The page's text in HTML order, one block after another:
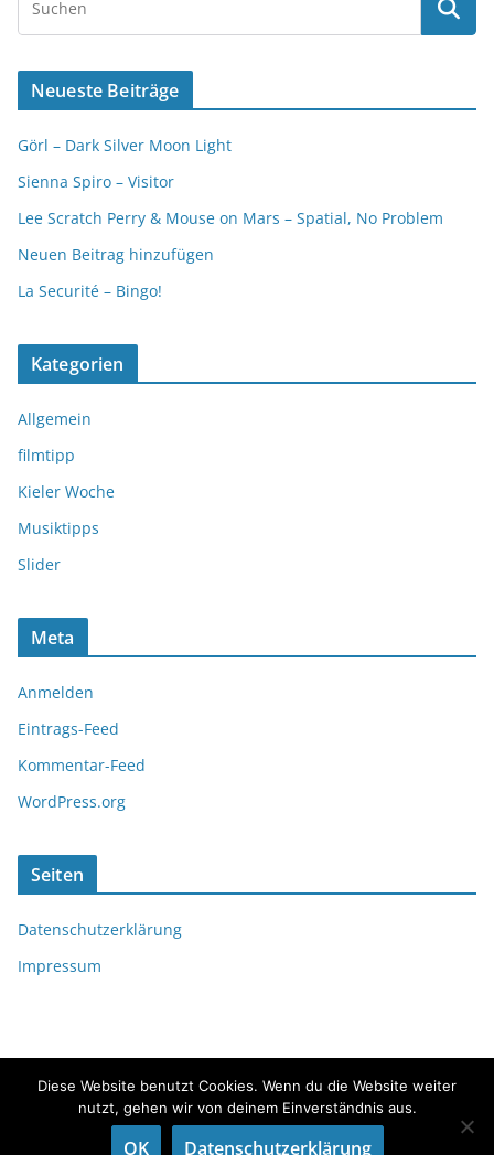
Neueste Beiträge
Görl – Dark Silver Moon Light
Sienna Spiro – Visitor
Lee Scratch Perry & Mouse on Mars – Spatial, No Problem
Neuen Beitrag hinzufügen
La Securité – Bingo!
Kategorien
Allgemein
filmtipp
Kieler Woche
Musiktipps
Slider
Meta
Anmelden
Eintrags-Feed
Kommentar-Feed
WordPress.org
Seiten
Datenschutzerklärung
Impressum
Copyright © 2026 fördeflüsterer. Alle Rechte vorbehalten.
Diese Website benutzt Cookies. Wenn du die Website weiter
nutzt, gehen wir von deinem Einverständnis aus.
OK Datenschutzerklärung